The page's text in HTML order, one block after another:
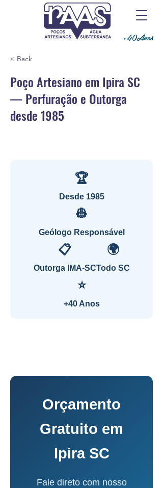
+40Anos
< Back
Poço Artesiano em Ipira SC
— Perfuração e Outorga
desde 1985
🏆
Desde 1985
👷
Geólogo Responsável
📋
Outorga IMA-SC
🌍
Todo SC
⭐
+40 Anos
Orçamento
Gratuito em
Ipira SC
Fale direto com nosso